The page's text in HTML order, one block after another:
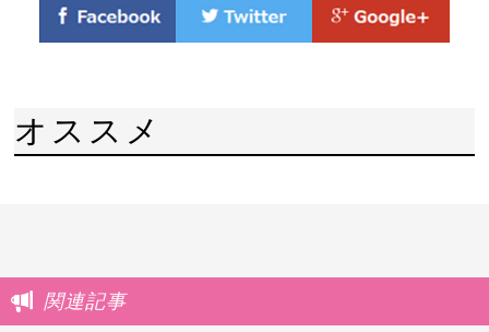
オススメ
関連記事